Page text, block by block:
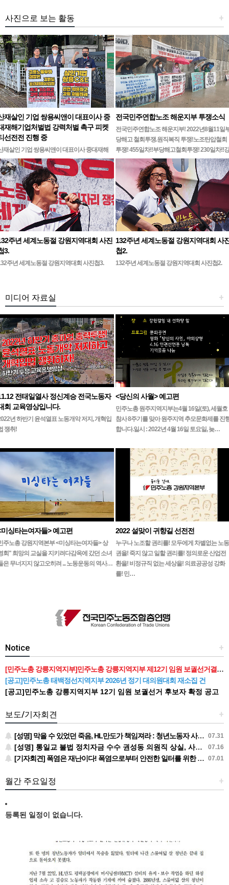
+
사진으로 보는 활동
재살인 기업 쌍용씨앤이 대표이사 중
재해기업처벌법 강력처벌 촉구 피켓
선전전 진행 중
재살인 기업 쌍용씨앤이 대표이사 중대재해
업처벌법 강력처벌 촉구민주노총 강원지역본
무기한 피켓시위 14일차고용노동부 강원지
앞 1인시위 진…
전국민주연합노조 해운지부 투쟁소식
전국민주연합노조 해운지부! 2022년8월11일
당해고 철회투쟁.원직복직 투쟁!노조탄압철회
투쟁! 455일차!!부당해고철회투쟁! 230일차!!강
릉ㆍ…
주년 세계노동절 강원지역대회 사진
3.
주년 세계노동절 강원지역대회 사진첩3.
132주년 세계노동절 강원지역대회 사
첩2.
132주년 세계노동절 강원지역대회 사진첩2.
+
미디어 자료실
전태일열사 정신계승 전국노동자
회 교육영상입니다.
년 하반기 윤석열표 노동개악 저지, 개혁입
쟁취!
<당신의 사월> 예고편
민주노총 원주지역지부는4월 16일(토), 세월호
참사 8주기를 맞아 원주지역 추모문화제를 진
합니다.일시 : 2022년 4월 16일 토요일, 늦…
미싱타는여자들> 예고편
주노총 강원지역본부 <미싱타는여자들> 상
회" 희망의 교실을 지키려다감옥에 갔던 소녀
은 무너지지 않고오히려 ... 노동운동의 역사…
2022 설맞이 귀향길 선전전
누구나 노조할 권리를! 모두에게 차별없는 노동
권을! 죽지 않고 일할 권리를! 정의로운 산업전
환을! 비정규직 없는 세상을! 의료공공성 강화
를! 민…
+
Notice
[민주노총 강릉지역지부]민주노총 강릉지역지부 제12기 임원 보궐선거결과 공고
[공고]민주노총 태백정선지역지부 2026년 정기 대의원대회 재소집 건
[공고]민주노총 강릉지역지부 12기 임원 보궐선거 후보자 확정 공고
+
보도/기자회견
07.31
[성명] 막을 수 있었던 죽음, HL만도가 책임져라 : 청년노동자 사망사고의 철저한 진상규명과 재발방지 대책 마련하라
07.16
[성명] 통일교 불법 정치자금 수수 권성동 의원직 상실, 사필귀정이다
07.01
[기자회견] 폭염은 재난이다! 폭염으로부터 안전한 일터를 위한 민주노총 강원지역본부 폭염감시단 선포 기자회견
+
월간 주요일정
등록된 일정이 없습니다.